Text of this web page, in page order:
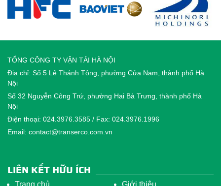
TỔNG CÔNG TY VẬN TẢI HÀ NỘI
Địa chỉ: Số 5 Lê Thánh Tông, phường Cửa Nam, thành phố Hà
Nội
Số 32 Nguyễn Công Trứ, phường Hai Bà Trưng, thành phố Hà
Nội
Điện thoại: 024.3976.3585 / Fax: 024.3976.1996
Email: contact@transerco.com.vn
LIÊN KẾT HỮU ÍCH
Trang chủ Giới thiệu